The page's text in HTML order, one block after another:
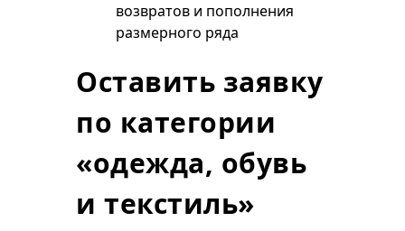
возвратов и пополнения
размерного ряда
Оставить заявку
по категории
«одежда, обувь
и текстиль»